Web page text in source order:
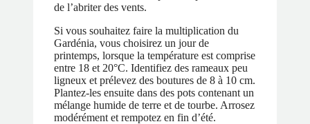
de l’abriter des vents.
Si vous souhaitez faire la multiplication du
Gardénia, vous choisirez un jour de
printemps, lorsque la température est comprise
entre 18 et 20°C. Identifiez des rameaux peu
ligneux et prélevez des boutures de 8 à 10 cm.
Plantez-les ensuite dans des pots contenant un
mélange humide de terre et de tourbe. Arrosez
modérément et rempotez en fin d’été.